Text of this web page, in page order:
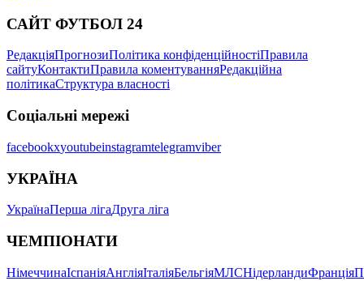
САЙТ ФУТБОЛ 24
РедакціяПрогнозиПолітика конфіденційностіПравила
сайтуКонтактиПравила коментуванняРедакційна
політикаСтруктура власності
Соціальні мережі
facebookxyoutubeinstagramtelegramviber
УКРАЇНА
УкраїнаПерша лігаДруга ліга
ЧЕМПІОНАТИ
НімеччинаІспаніяАнгліяІталіяБельгіяМЛСНідерландиФранція